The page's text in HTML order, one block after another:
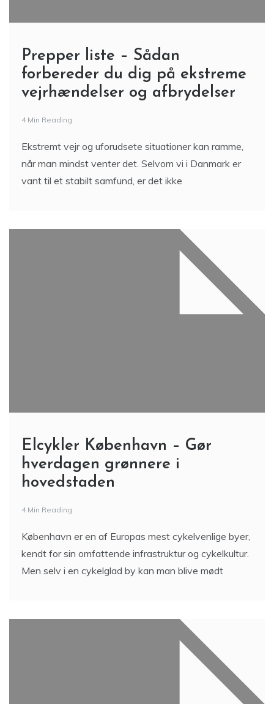
Prepper liste – Sådan
forbereder du dig på ekstreme
vejrhændelser og afbrydelser
4 Min Reading
Ekstremt vejr og uforudsete situationer kan ramme,
når man mindst venter det. Selvom vi i Danmark er
vant til et stabilt samfund, er det ikke
Elcykler København – Gør
hverdagen grønnere i
hovedstaden
4 Min Reading
København er en af Europas mest cykelvenlige byer,
kendt for sin omfattende infrastruktur og cykelkultur.
Men selv i en cykelglad by kan man blive mødt